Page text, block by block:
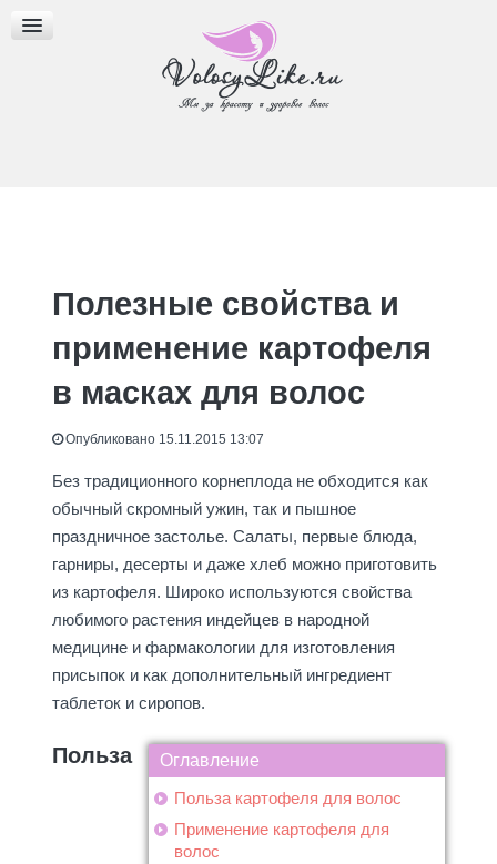
МАСКИ ДЛЯ ВОЛОС
МАСЛА ДЛЯ ВОЛОС
Полезные свойства и
применение картофеля
в масках для волос
Опубликовано 15.11.2015 13:07
Без традиционного корнеплода не обходится как
обычный скромный ужин, так и пышное
праздничное застолье. Салаты, первые блюда,
гарниры, десерты и даже хлеб можно приготовить
из картофеля. Широко используются свойства
любимого растения индейцев в народной
медицине и фармакологии для изготовления
присыпок и как дополнительный ингредиент
таблеток и сиропов.
Оглавление
Польза картофеля для волос
Применение картофеля для
волос
Польза